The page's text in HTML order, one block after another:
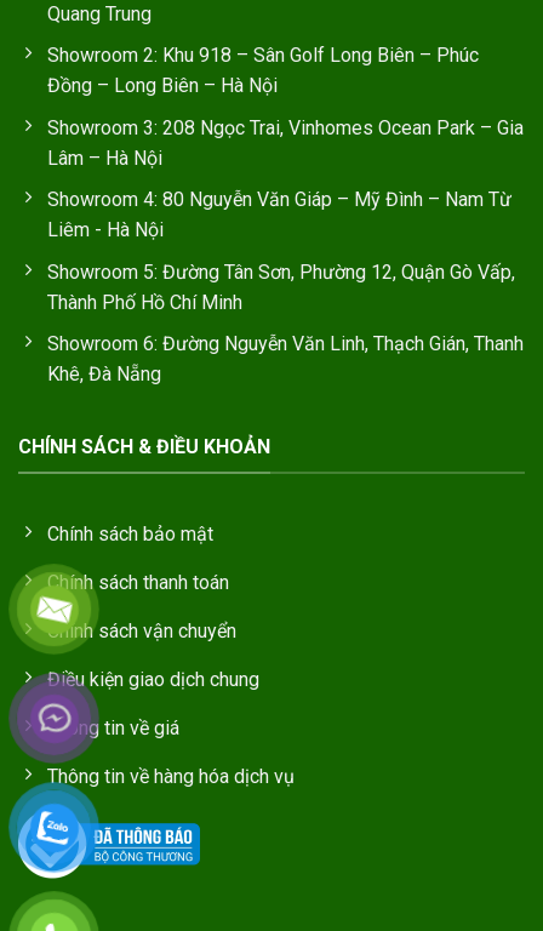
Quang Trung
Showroom 2: Khu 918 – Sân Golf Long Biên – Phúc
Đồng – Long Biên – Hà Nội
Showroom 3: 208 Ngọc Trai, Vinhomes Ocean Park – Gia
Lâm – Hà Nội
Showroom 4: 80 Nguyễn Văn Giáp – Mỹ Đình – Nam Từ
Liêm - Hà Nội
Showroom 5: Đường Tân Sơn, Phường 12, Quận Gò Vấp,
Thành Phố Hồ Chí Minh
Showroom 6: Đường Nguyễn Văn Linh, Thạch Gián, Thanh
Khê, Đà Nẵng
CHÍNH SÁCH & ĐIỀU KHOẢN
Chính sách bảo mật
Chính sách thanh toán
Chính sách vận chuyển
Điều kiện giao dịch chung
Thông tin về giá
Thông tin về hàng hóa dịch vụ